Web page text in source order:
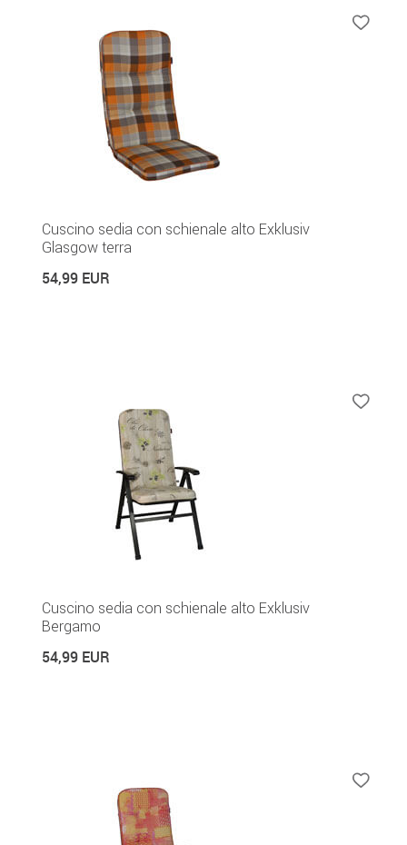
Cuscino sedia con schienale alto Exklusiv
Glasgow terra
54,99 EUR
Cuscino sedia con schienale alto Exklusiv
Bergamo
54,99 EUR